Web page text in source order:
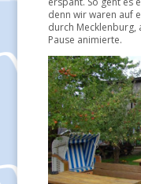
denn wir waren auf
durch Mecklenburg,
Pause animierte.